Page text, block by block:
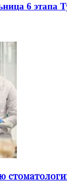
6 этапа